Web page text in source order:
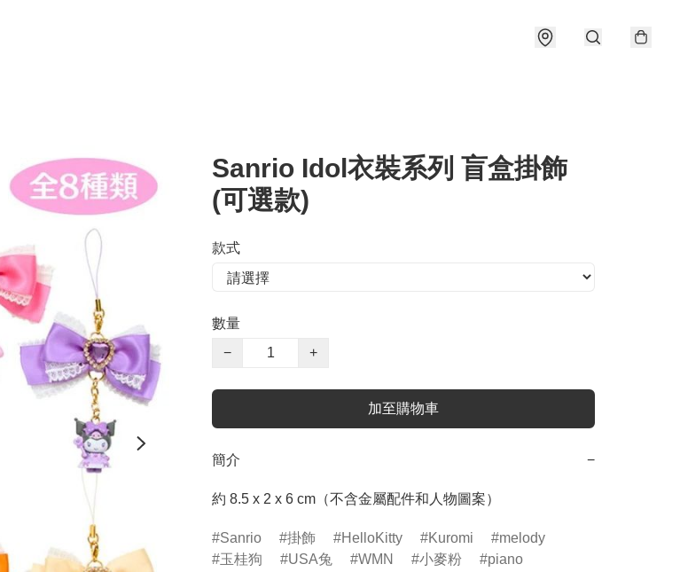
Sanrio Idol衣裝系列 盲盒掛飾
(可選款)
款式
數量
−
+
加至購物車
簡介 −
約 8.5 x 2 x 6 cm（不含金屬配件和人物圖案）
Sanrio 掛飾 HelloKitty Kuromi
melody
玉桂狗
USA兔 WMN 小麥粉 piano